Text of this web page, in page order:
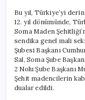
Bu yıl, Türkiye’yi
12. yıl dönümünde,
Soma Maden
sendika genel mali
Şubesi Başkanı
Sal, Soma Şube
2 Nolu Şube Başkanı
Şehit madencilerin
dualar edildi.